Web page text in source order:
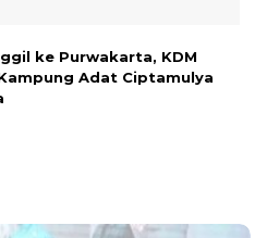
ke Purwakarta, KDM
Adat Ciptamulya